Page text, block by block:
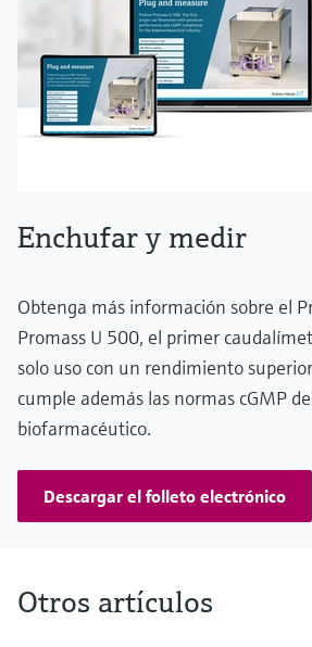
Enchufar y medir
Obtenga más información sobre el
Promass U 500, el primer
solo uso con un rendimiento
cumple además las normas cGMP
biofarmacéutico.
Descargar el folleto electrónico
Otros artículos